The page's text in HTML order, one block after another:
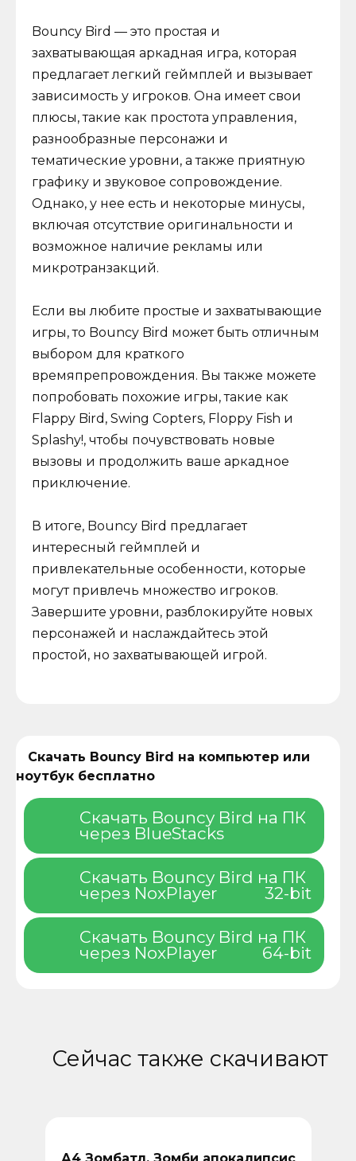
Bouncy Bird — это простая и
захватывающая аркадная игра, которая
предлагает легкий геймплей и вызывает
зависимость у игроков. Она имеет свои
плюсы, такие как простота управления,
разнообразные персонажи и
тематические уровни, а также приятную
графику и звуковое сопровождение.
Однако, у нее есть и некоторые минусы,
включая отсутствие оригинальности и
возможное наличие рекламы или
микротранзакций.
Если вы любите простые и захватывающие
игры, то Bouncy Bird может быть отличным
выбором для краткого
времяпрепровождения. Вы также можете
попробовать похожие игры, такие как
Flappy Bird, Swing Copters, Floppy Fish и
Splashy!, чтобы почувствовать новые
вызовы и продолжить ваше аркадное
приключение.
В итоге, Bouncy Bird предлагает
интересный геймплей и
привлекательные особенности, которые
могут привлечь множество игроков.
Завершите уровни, разблокируйте новых
персонажей и наслаждайтесь этой
простой, но захватывающей игрой.
Скачать Bouncy Bird на компьютер или
ноутбук бесплатно
Скачать Bouncy Bird на ПК
через BlueStacks
Скачать Bouncy Bird на ПК
через NoxPlayer
32-bit
Скачать Bouncy Bird на ПК
через NoxPlayer
64-bit
Сейчас также скачивают
А4 Зомбатл. Зомби апокалипсис